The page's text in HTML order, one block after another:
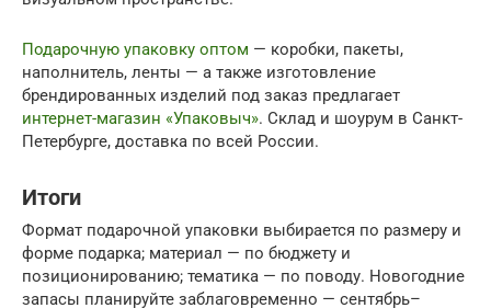
Подарочную упаковку оптом — коробки, пакеты,
наполнитель, ленты — а также изготовление
брендированных изделий под заказ предлагает
интернет-магазин «Упаковыч». Склад и шоурум в Санкт-
Петербурге, доставка по всей России.
Итоги
Формат подарочной упаковки выбирается по размеру и
форме подарка; материал — по бюджету и
позиционированию; тематика — по поводу. Новогодние
запасы планируйте заблаговременно — сентябрь–